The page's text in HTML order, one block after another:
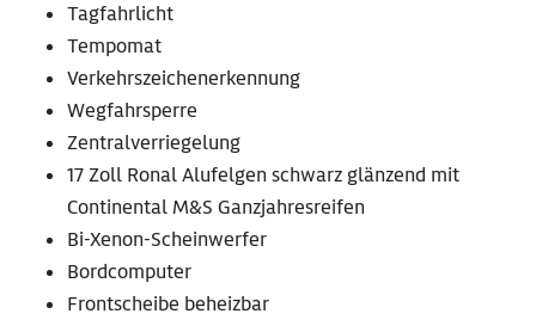
Tagfahrlicht
Tempomat
Verkehrszeichenerkennung
Wegfahrsperre
Zentralverriegelung
17 Zoll Ronal Alufelgen schwarz glänzend mit
Continental M&S Ganzjahresreifen
Bi-Xenon-Scheinwerfer
Bordcomputer
Frontscheibe beheizbar